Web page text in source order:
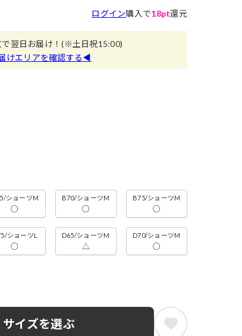
ログイン購入で18pt還元
で翌日お届け！(※土日祝15:00)
けエリアを確認する◀
ショーツM
○
B70/ショーツM
○
B75/ショーツM
○
ショーツL
○
D65/ショーツM
△
D70/ショーツM
○
サイズを選ぶ